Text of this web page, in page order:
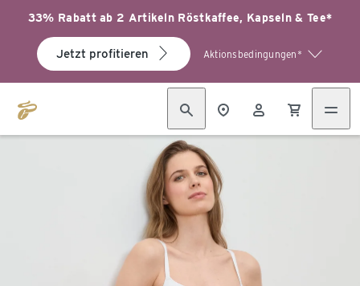
33% Rabatt ab 2 Artikeln Röstkaffee, Kapseln & Tee*
Jetzt profitieren Aktionsbedingungen*